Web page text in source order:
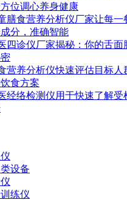
位调心养身健康
膳食营养分析仪厂家让每一
分，准确智能
四诊仪厂家揭秘：你的舌面
营养分析仪快速评估目标人
食方案
经络检测仪用于快速了解受
设备
练仪